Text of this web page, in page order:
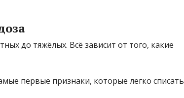
до тяжёлых. Всё зависит от того, какие
первые признаки, которые легко списать